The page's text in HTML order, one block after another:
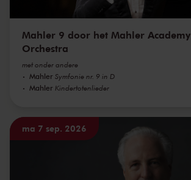
Mahler 9 door het Mahler Academy
Orchestra
met onder andere
Mahler Symfonie nr. 9 in D
Mahler Kindertotenlieder
ma 7 sep. 2026